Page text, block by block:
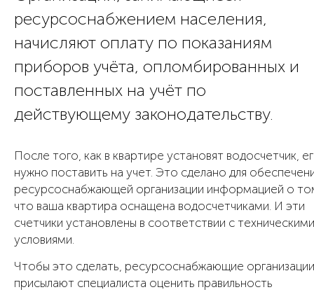
ресурсоснабжением населения,
начисляют оплату по показаниям
приборов учёта, опломбированных и
поставленных на учёт по
действующему законодательству.
После того, как в квартире установят водосчетчик,
нужно поставить на учет. Это сделано для
ресурсоснабжающей организации информацией о
что ваша квартира оснащена водосчетчиками. И эти
счетчики установлены в соответствии с техническими
условиями.
Чтобы это сделать, ресурсоснабжающие организации
присылают специалиста оценить правильность